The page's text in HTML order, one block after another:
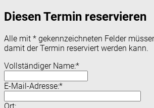
Diesen Termin reservieren
Alle mit * gekennzeichneten Felder
damit der Termin reserviert werden kann.
Vollständiger Name:*
E-Mail-Adresse:*
Ort: